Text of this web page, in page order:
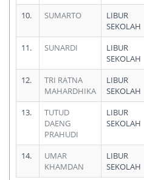
10.
SUMARTO
LIBUR
SEKOLAH
11.
SUNARDI
LIBUR
SEKOLAH
12.
TRI RATNA
MAHARDHIKA
LIBUR
SEKOLAH
13.
TUTUD
DAENG
PRAHUDI
LIBUR
SEKOLAH
14.
UMAR
KHAMDAN
LIBUR
SEKOLAH